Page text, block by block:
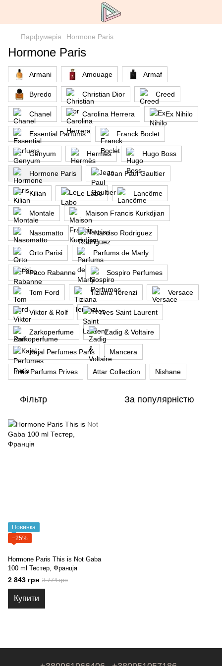
Парфумерія Hormone Paris
Hormone Paris
Armani Amouage Armaf
Byredo Christian Dior Creed
Chanel Carolina Herrera Ex Nihilo
Essential Parfums Franck Boclet
Genyum Hermès Hugo Boss
Hormone Paris Jean Paul Gaultier
Kilian Le Labo Lancôme
Montale Maison Francis Kurkdjian
Nasomatto Narciso Rodriguez
Orto Parisi Parfums de Marly
Paco Rabanne Sospiro Perfumes
Tom Ford Tiziana Terenzi Versace
Viktor & Rolf Yves Saint Laurent
Zarkoperfume Zadig & Voltaire
Kajal Perfumes Paris Mancera
Initio Parfums Prives Attar Collection Nishane
Фільтр За популярністю
Новинка
−25%
Hormone Paris This is Not Gaba
100 ml Тестер, Франція
2 843 грн 3 774 грн
Купити